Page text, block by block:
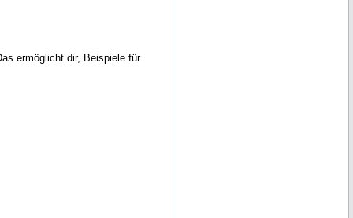
ermöglicht dir, Beispiele für